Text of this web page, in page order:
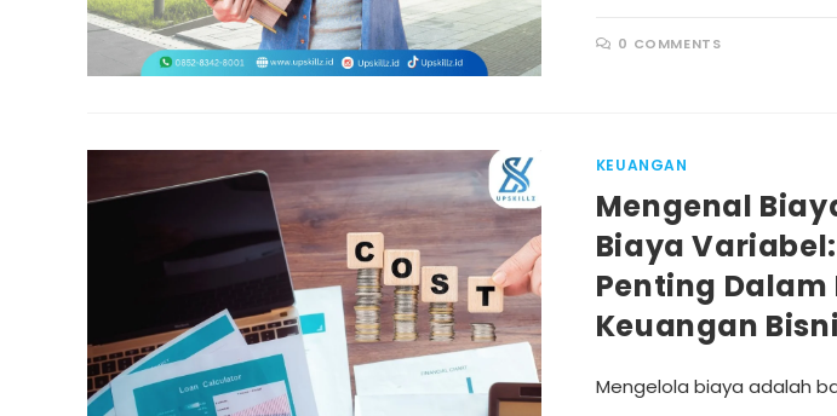
0 COMMENTS
KEUANGAN
Mengenal
Biaya
Penting
Keuangan
Mengelola biaya adalah